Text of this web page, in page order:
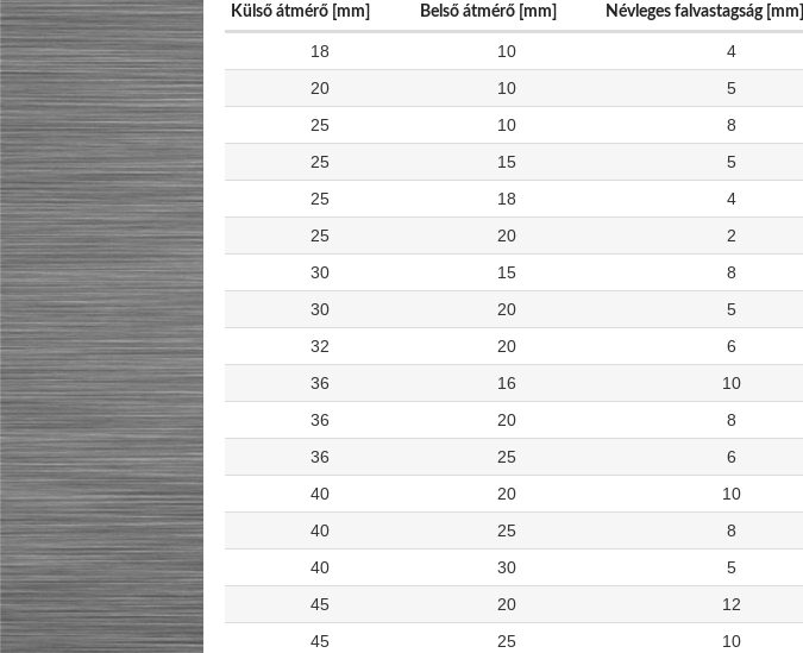
Külső átmérő [mm] Belső átmérő [mm] Névleges falvastagság [mm]
18 10 4
20
10 5
25
10 8
25
15 5
25
18 4
25
20 2
30
15 8
30
20 5
32
20 6
36
16 10
36
20 8
36
25 6
40
20 10
40
25 8
40
30 5
45
20 12
45
25 10